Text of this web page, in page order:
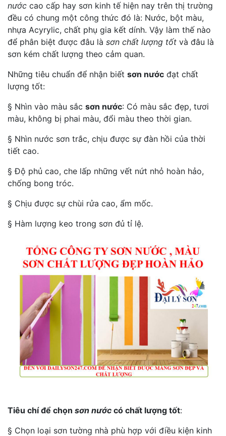
nước cao cấp hay sơn kinh tế hiện nay trên thị trường
đều có chung một công thức đó là: Nước, bột màu,
nhựa Acyrylic, chất phụ gia kết dính. Vậy làm thế nào
để phân biệt được đâu là sơn chất lượng tốt và đâu là
sơn kém chất lượng theo cảm quan.
Những tiêu chuẩn để nhận biết sơn nước đạt chất
lượng tốt:
§ Nhìn vào màu sắc sơn nước: Có màu sắc đẹp, tươi
màu, không bị phai màu, đổi màu theo thời gian.
§ Nhìn nước sơn trắc, chịu được sự đàn hồi của thời
tiết cao.
§ Độ phủ cao, che lấp những vết nứt nhỏ hoàn hảo,
chống bong tróc.
§ Chịu được sự chùi rửa cao, ẩm mốc.
§ Hàm lượng keo trong sơn đủ tỉ lệ.
Tiêu chí để chọn sơn nước có chất lượng tốt:
§ Chọn loại sơn tường nhà phù hợp với điều kiện kinh